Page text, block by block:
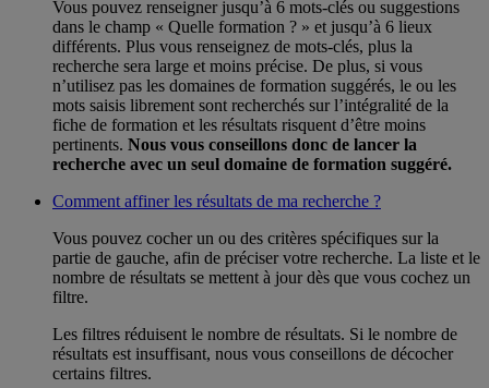
Vous pouvez renseigner jusqu’à 6 mots-clés ou suggestions
dans le champ « Quelle formation ? » et jusqu’à 6 lieux
différents. Plus vous renseignez de mots-clés, plus la
recherche sera large et moins précise. De plus, si vous
n’utilisez pas les domaines de formation suggérés, le ou les
mots saisis librement sont recherchés sur l’intégralité de la
fiche de formation et les résultats risquent d’être moins
pertinents. Nous vous conseillons donc de lancer la
recherche avec un seul domaine de formation suggéré.
Comment affiner les résultats de ma recherche ?
Vous pouvez cocher un ou des critères spécifiques sur la
partie de gauche, afin de préciser votre recherche. La liste et le
nombre de résultats se mettent à jour dès que vous cochez un
filtre.
Les filtres réduisent le nombre de résultats. Si le nombre de
résultats est insuffisant, nous vous conseillons de décocher
certains filtres.